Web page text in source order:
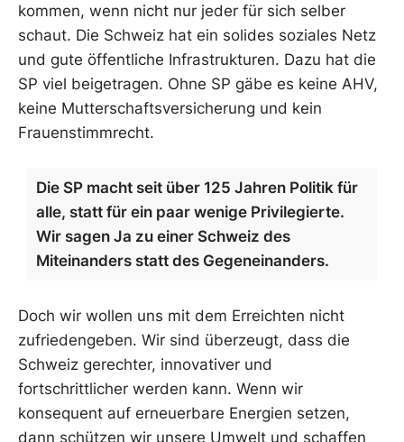
kommen, wenn nicht nur jeder für sich selber
schaut. Die Schweiz hat ein solides soziales Netz
und gute öffentliche Infrastrukturen. Dazu hat die
SP viel beigetragen. Ohne SP gäbe es keine AHV,
keine Mutterschaftsversicherung und kein
Frauenstimmrecht.
Die SP macht seit über 125 Jahren Politik für
alle, statt für ein paar wenige Privilegierte.
Wir sagen Ja zu einer Schweiz des
Miteinanders statt des Gegeneinanders.
Doch wir wollen uns mit dem Erreichten nicht
zufriedengeben. Wir sind überzeugt, dass die
Schweiz gerechter, innovativer und
fortschrittlicher werden kann. Wenn wir
konsequent auf erneuerbare Energien setzen,
dann schützen wir unsere Umwelt und schaffen